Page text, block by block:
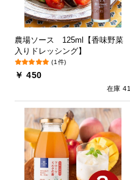
農場ソース 125ml【香味野菜
入りドレッシング】
(1件)
￥ 450
在庫 41